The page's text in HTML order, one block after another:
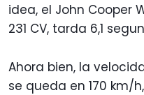
idea, el John Cooper
231 CV, tarda 6,1
Ahora bien, la
se queda en 170 km/